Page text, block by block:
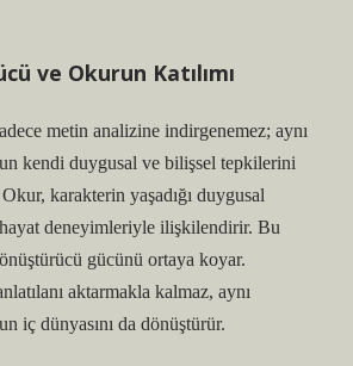
ve Okurun Katılımı
metin analizine indirgenemez; aynı
kendi duygusal ve bilişsel tepkilerini
karakterin yaşadığı duygusal
deneyimleriyle ilişkilendirir. Bu
gücünü ortaya koyar.
aktarmakla kalmaz, aynı
iç dünyasını da dönüştürür.